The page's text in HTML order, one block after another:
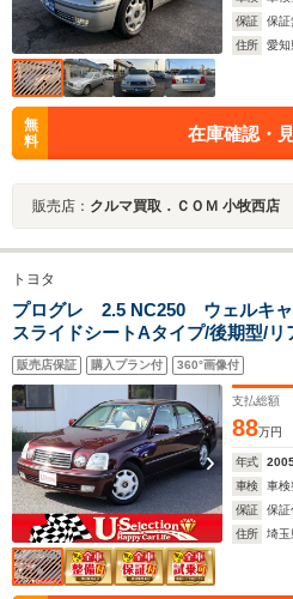
保証
保証
住所
愛知
無
料
在庫確認・
販売店： クルマ買取．ＣＯＭ 小牧西店
トヨタ
プログレ 2.5 NC250 ウェルキャ
スライドシートAタイプ/後期型/リ
オーディオ/ETC/フロント両席パワ
販売店保証 購入プラン付 360°画像付
支払総額
88万円
年式
車検
車検
保証
保証
住所
埼玉